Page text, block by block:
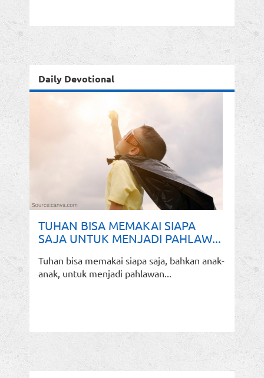
Daily Devotional
TUHAN BISA MEMAKAI SIAPA
SAJA UNTUK MENJADI PAHLAW...
Tuhan bisa memakai siapa saja, bahkan anak-
anak, untuk menjadi pahlawan...